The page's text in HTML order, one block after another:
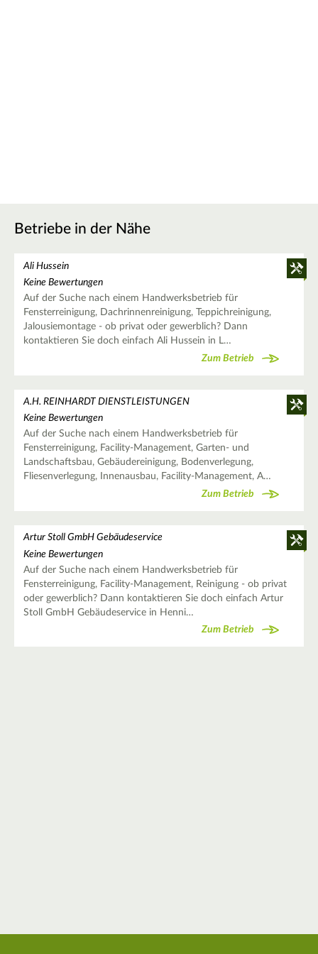
Betriebe in der Nähe
Ali Hussein
Keine Bewertungen
Auf der Suche nach einem Handwerksbetrieb für
Fensterreinigung, Dachrinnenreinigung, Teppichreinigung,
Jalousiemontage - ob privat oder gewerblich? Dann
kontaktieren Sie doch einfach Ali Hussein in L…
Zum Betrieb
A.H. REINHARDT DIENSTLEISTUNGEN
Keine Bewertungen
Auf der Suche nach einem Handwerksbetrieb für
Fensterreinigung, Facility-Management, Garten- und
Landschaftsbau, Gebäudereinigung, Bodenverlegung,
Fliesenverlegung, Innenausbau, Facility-Management, A…
Zum Betrieb
Artur Stoll GmbH Gebäudeservice
Keine Bewertungen
Auf der Suche nach einem Handwerksbetrieb für
Fensterreinigung, Facility-Management, Reinigung - ob privat
oder gewerblich? Dann kontaktieren Sie doch einfach Artur
Stoll GmbH Gebäudeservice in Henni…
Zum Betrieb